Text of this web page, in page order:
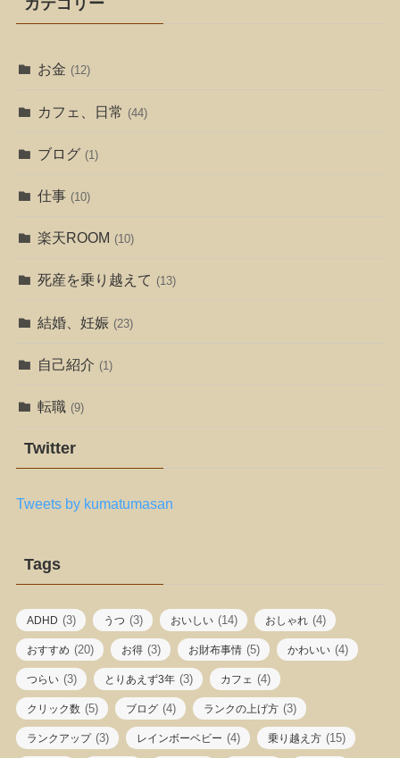
カテゴリー
お金 (12)
カフェ、日常 (44)
ブログ (1)
仕事 (10)
楽天ROOM (10)
死産を乗り越えて (13)
結婚、妊娠 (23)
自己紹介 (1)
転職 (9)
Twitter
Tweets by kumatumasan
Tags
ADHD (3) うつ (3) おいしい (14) おしゃれ (4)
おすすめ (20) お得 (3) お財布事情 (5) かわいい (4)
つらい (3) とりあえず3年 (3) カフェ (4)
クリック数 (5) ブログ (4) ランクの上げ方 (3)
ランクアップ(3) レインボーベビー (4) 乗り越え方 (15)